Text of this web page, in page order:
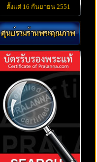
ตั้งแต่ 16 กันยายน 2551